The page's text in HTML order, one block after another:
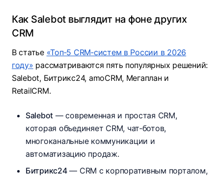
Как Salebot выглядит на фоне других
CRM
В статье «Топ‑5 CRM‑систем в России в 2026
году» рассматриваются пять популярных решений:
Salebot, Битрикс24, amoCRM, Мегаплан и
RetailCRM.
Salebot — современная и простая CRM,
которая объединяет CRM, чат‑ботов,
многоканальные коммуникации и
автоматизацию продаж.
Битрикс24— CRM с корпоративным порталом,